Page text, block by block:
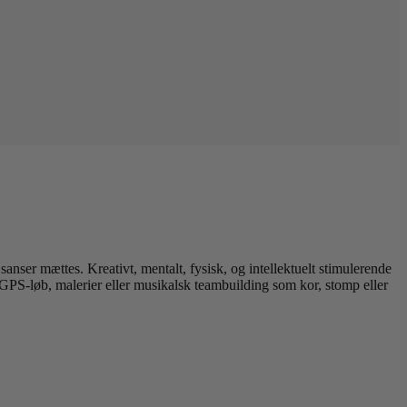
mættes. Kreativt, mentalt, fysisk, og intellektuelt stimulerende
løb, malerier eller musikalsk teambuilding som kor, stomp eller